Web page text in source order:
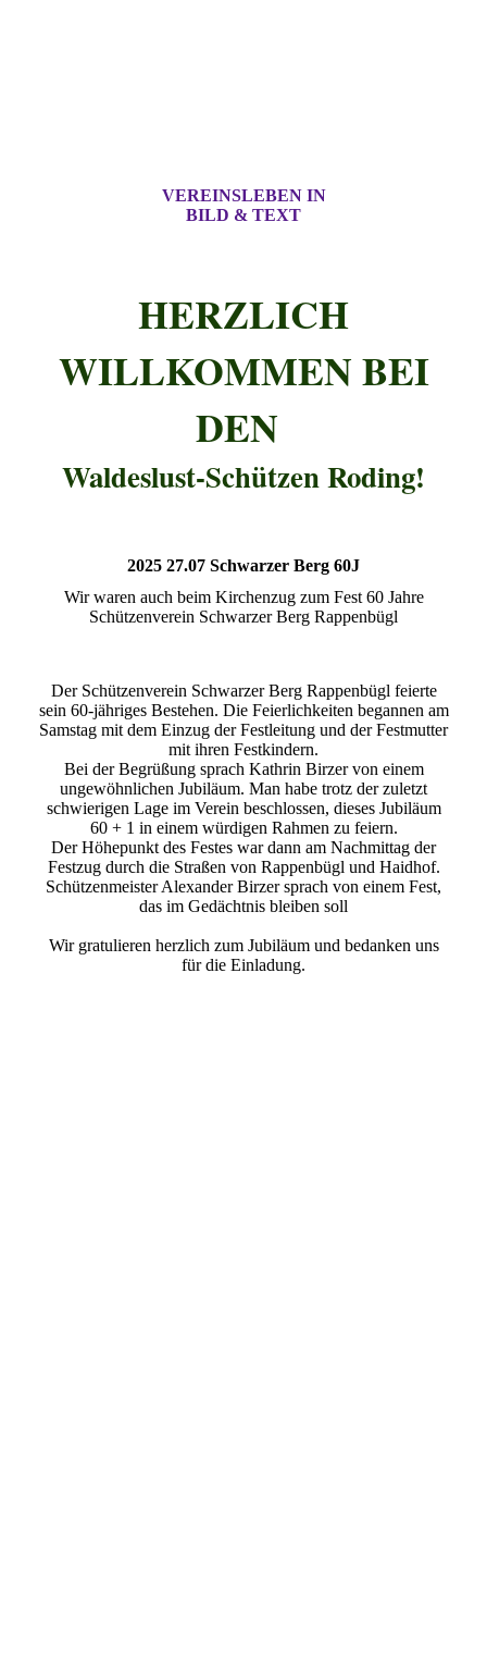
VEREINSLEBEN IN
BILD & TEXT
HERZLICH
WILLKOMMEN BEI
DEN
Waldeslust-Schützen Roding!
2025 27.07 Schwarzer Berg 60J
Wir waren auch beim Kirchenzug zum Fest 60 Jahre
Schützenverein Schwarzer Berg Rappenbügl
Der Schützenverein Schwarzer Berg Rappenbügl feierte
sein 60-jähriges Bestehen. Die Feierlichkeiten begannen am
Samstag mit dem Einzug der Festleitung und der Festmutter
mit ihren Festkindern.
Bei der Begrüßung sprach Kathrin Birzer von einem
ungewöhnlichen Jubiläum. Man habe trotz der zuletzt
schwierigen Lage im Verein beschlossen, dieses Jubiläum
60 + 1 in einem würdigen Rahmen zu feiern.
Der Höhepunkt des Festes war dann am Nachmittag der
Festzug durch die Straßen von Rappenbügl und Haidhof.
Schützenmeister Alexander Birzer sprach von einem Fest,
das im Gedächtnis bleiben soll
Wir gratulieren herzlich zum Jubiläum und bedanken uns
für die Einladung.